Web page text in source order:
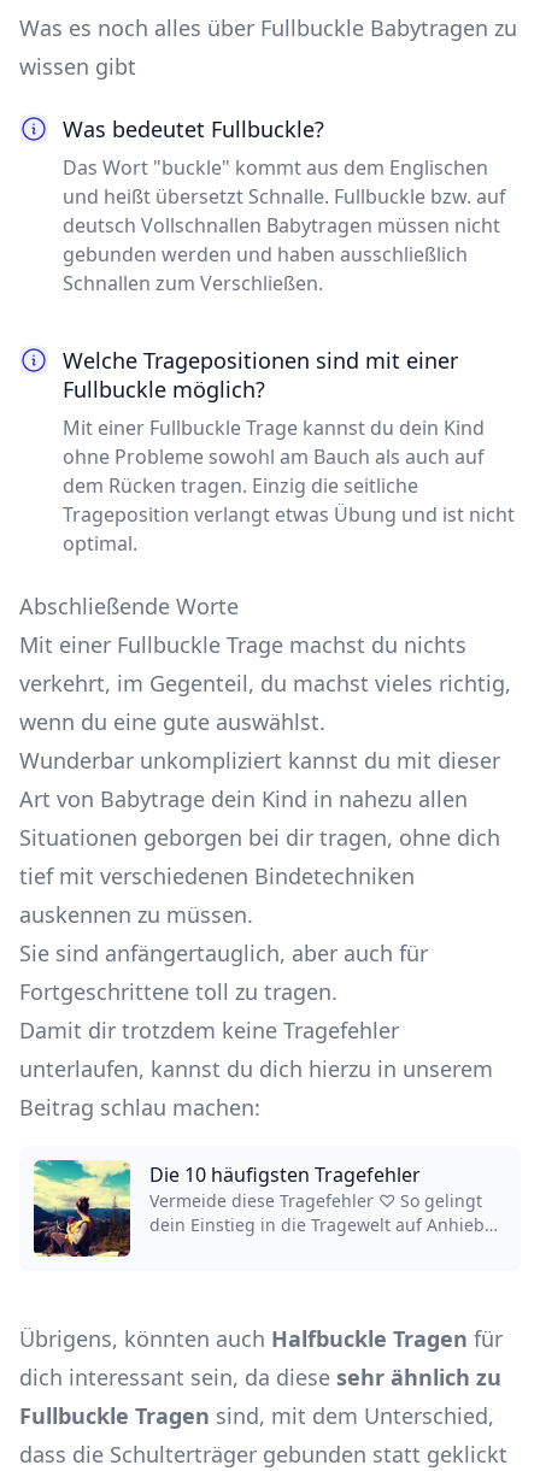
Was es noch alles über Fullbuckle Babytragen zu
wissen gibt
Was bedeutet Fullbuckle?
Das Wort "buckle" kommt aus dem Englischen
und heißt übersetzt Schnalle. Fullbuckle bzw. auf
deutsch Vollschnallen Babytragen müssen nicht
gebunden werden und haben ausschließlich
Schnallen zum Verschließen.
Welche Tragepositionen sind mit einer
Fullbuckle möglich?
Mit einer Fullbuckle Trage kannst du dein Kind
ohne Probleme sowohl am Bauch als auch auf
dem Rücken tragen. Einzig die seitliche
Trageposition verlangt etwas Übung und ist nicht
optimal.
Abschließende Worte
Mit einer Fullbuckle Trage machst du nichts
verkehrt, im Gegenteil, du machst vieles richtig,
wenn du eine gute auswählst.
Wunderbar unkompliziert kannst du mit dieser
Art von Babytrage dein Kind in nahezu allen
Situationen geborgen bei dir tragen, ohne dich
tief mit verschiedenen Bindetechniken
auskennen zu müssen.
Sie sind anfängertauglich, aber auch für
Fortgeschrittene toll zu tragen.
Damit dir trotzdem keine Tragefehler
unterlaufen, kannst du dich hierzu in unserem
Beitrag schlau machen:
Die 10 häufigsten Tragefehler
Vermeide diese Tragefehler ♡ So gelingt
dein Einstieg in die Tragewelt auf Anhieb
Übrigens, könnten auch Halfbuckle Tragen für
dich interessant sein, da diese sehr ähnlich zu
Fullbuckle Tragen sind, mit dem Unterschied,
dass die Schulterträger gebunden statt geklickt